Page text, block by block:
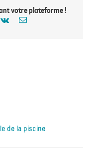
votre plateforme !
de la piscine